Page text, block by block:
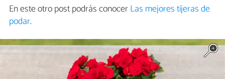
En este otro post podrás conocerLas mejores tijeras de
podar.